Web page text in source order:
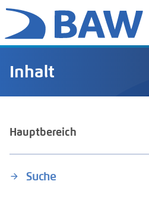
Inhalt
Hauptbereich
Suche